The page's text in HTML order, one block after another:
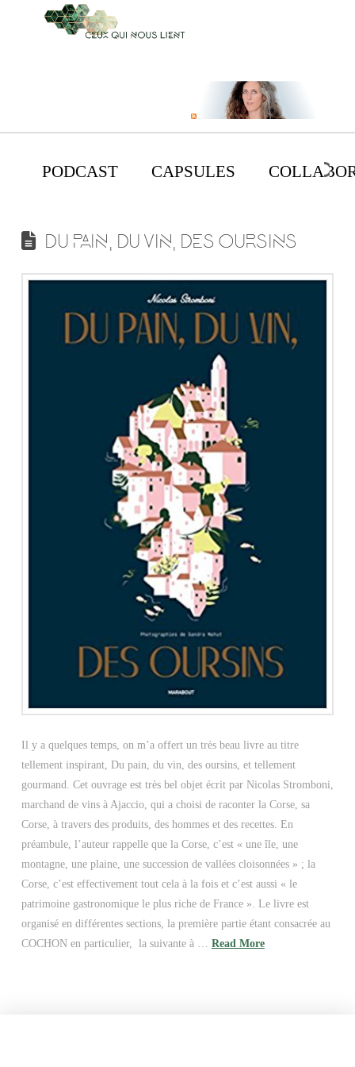
PODCAST CAPSULES
DU PAIN, DU VIN, DES OURSINS
Il y a quelques temps, on m’a offert un très beau livre au titre
tellement inspirant, Du pain, du vin, des oursins, et tellement
gourmand. Cet ouvrage est très bel objet écrit par Nicolas Stromboni,
marchand de vins à Ajaccio, qui a choisi de raconter la Corse, sa
Corse, à travers des produits, des hommes et des recettes. En
préambule, l’auteur rappelle que la Corse, c’est « une île, une
montagne, une plaine, une succession de vallées cloisonnées » ; la
Corse, c’est effectivement tout cela à la fois et c’est aussi « le
patrimoine gastronomique le plus riche de France ». Le livre est
organisé en différentes sections, la première partie étant consacrée au
COCHON en particulier, la suivante à … Read More